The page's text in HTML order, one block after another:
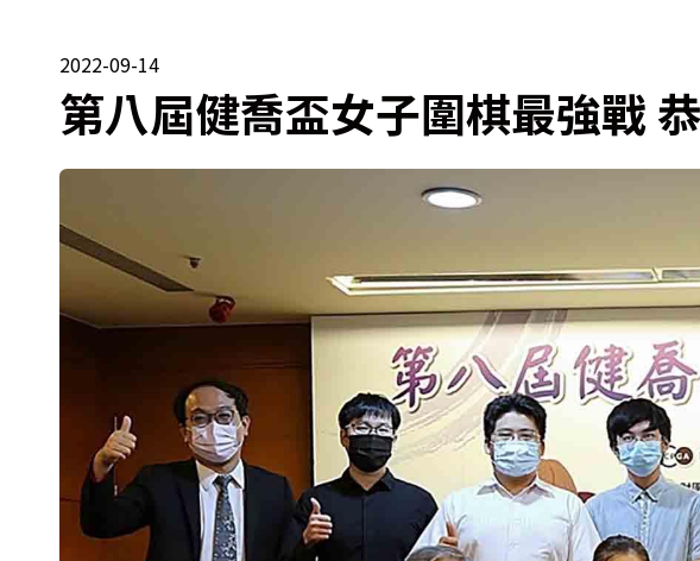
2022-09-14
第八屆健喬盃女子圍棋最強戰